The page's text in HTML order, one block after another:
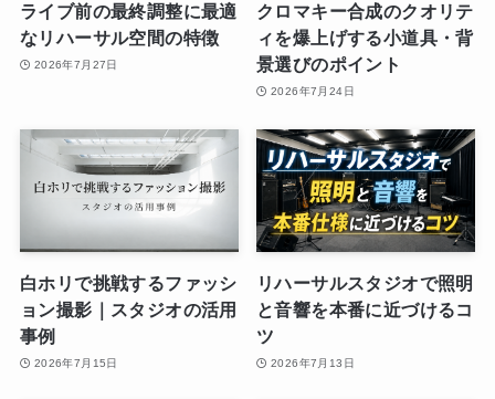
ライブ前の最終調整に最適
なリハーサル空間の特徴
2026年7月27日
クロマキー合成のクオリテ
ィを爆上げする小道具・背
景選びのポイント
2026年7月24日
白ホリで挑戦するファッシ
ョン撮影｜スタジオの活用
事例
2026年7月15日
リハーサルスタジオで照明
と音響を本番に近づけるコ
ツ
2026年7月13日